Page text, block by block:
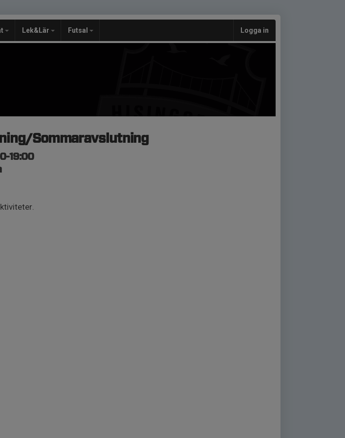
Lek&Lär Futsal Logga in
Sommaravslutning
19:00